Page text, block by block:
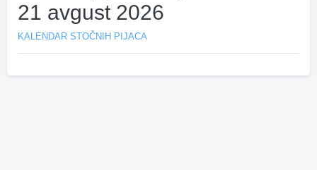
21 avgust 2026
KALENDAR STOČNIH PIJACA